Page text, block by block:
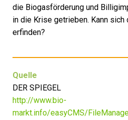
die Biogasförderung und
in die Krise getrieben. Kann sich
erfinden?
Quelle
DER SPIEGEL
http://www.bio-
markt.info/easyCMS/